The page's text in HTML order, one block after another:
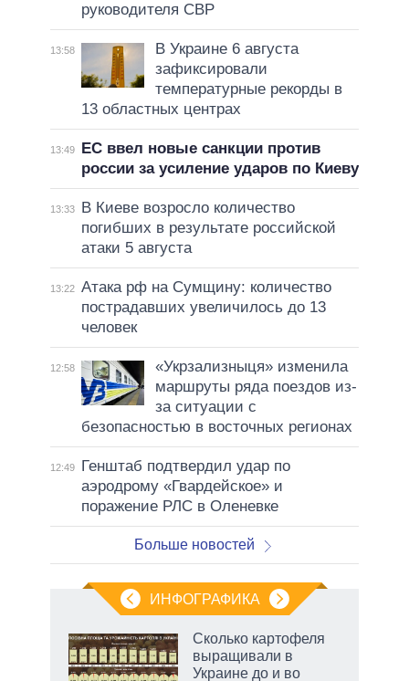
руководителя СВР
13:58
В Украине 6 августа
зафиксировали
температурные рекорды в
13 областных центрах
13:49
ЕС ввел новые санкции против
россии за усиление ударов по Киеву
13:33
В Киеве возросло количество
погибших в результате российской
атаки 5 августа
13:22 Атака рф на Сумщину: количество
пострадавших увеличилось до 13
человек
12:58
«Укрзализныця» изменила
маршруты ряда поездов из-
за ситуации с
безопасностью в восточных регионах
12:49
Генштаб подтвердил удар по
аэродрому «Гвардейское» и
поражение РЛС в Оленевке
Больше новостей
ИНФОГРАФИКА
Сколько картофеля
выращивали в
Украине до и во